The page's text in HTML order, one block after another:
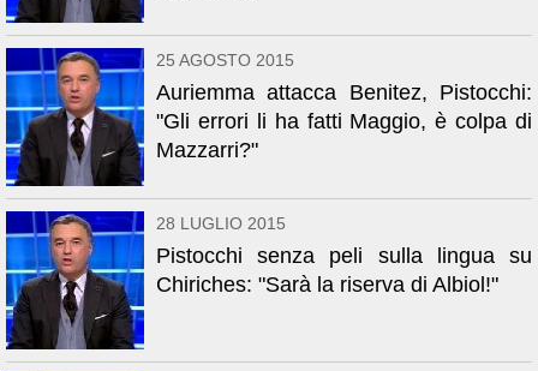
25 AGOSTO 2015
Auriemma attacca Benitez, Pistocchi:
"Gli errori li ha fatti Maggio, è colpa di
Mazzarri?"
28 LUGLIO 2015
Pistocchi senza peli sulla lingua su
Chiriches: "Sarà la riserva di Albiol!"